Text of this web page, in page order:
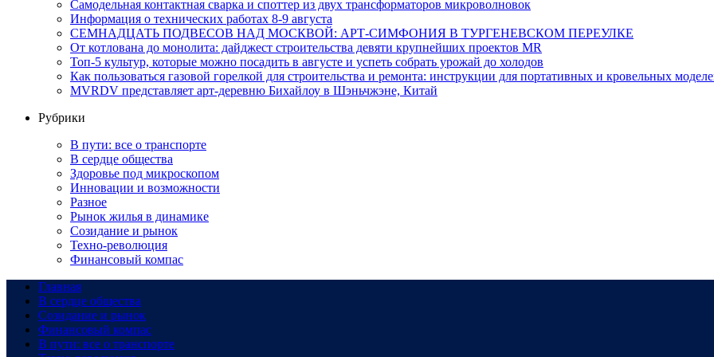
Самодельная контактная сварка и споттер из двух трансформаторов микроволновок
Информация о технических работах 8-9 августа
СЕМНАДЦАТЬ ПОДВЕСОВ НАД МОСКВОЙ: АРТ-СИМФОНИЯ В ТУРГЕНЕВСКОМ ПЕРЕУЛКЕ
От котлована до монолита: дайджест строительства девяти крупнейших проектов MR
Топ-5 культур, которые можно посадить в августе и успеть собрать урожай до холодов
Как пользоваться газовой горелкой для строительства и ремонта: инструкции для портативных и кровельных
MVRDV представляет арт-деревню Бихайлоу в Шэньчжэне, Китай
Рубрики
В пути: все о транспорте
В сердце общества
Здоровье под микроскопом
Инновации и возможности
Разное
Рынок жилья в динамике
Созидание и рынок
Техно-революция
Финансовый компас
Главная
В сердце общества
Созидание и рынок
Финансовый компас
В пути: все о транспорте